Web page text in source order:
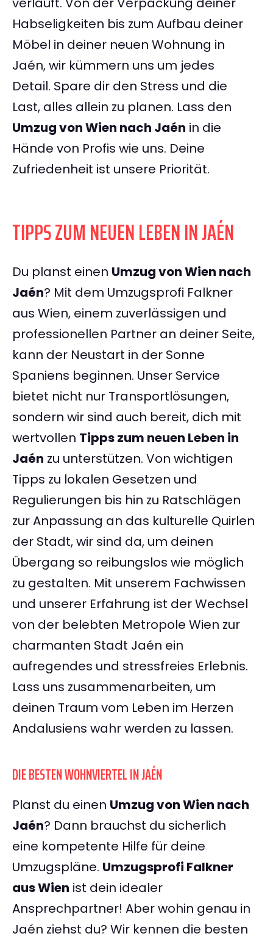
Habseligkeiten bis zum Aufbau deiner
Möbel in deiner neuen Wohnung in
Jaén, wir kümmern uns um jedes
Detail. Spare dir den Stress und die
Last, alles allein zu planen. Lass den
Umzug von Wien nach Jaén in die
Hände von Profis wie uns. Deine
Zufriedenheit ist unsere Priorität.
TIPPS ZUM NEUEN LEBEN IN JAÉN
Du planst einen Umzug von Wien nach
Jaén? Mit dem Umzugsprofi Falkner
aus Wien, einem zuverlässigen und
professionellen Partner an deiner Seite,
kann der Neustart in der Sonne
Spaniens beginnen. Unser Service
bietet nicht nur Transportlösungen,
sondern wir sind auch bereit, dich mit
wertvollen Tipps zum neuen Leben in
Jaén zu unterstützen. Von wichtigen
Tipps zu lokalen Gesetzen und
Regulierungen bis hin zu Ratschlägen
zur Anpassung an das kulturelle Quirlen
der Stadt, wir sind da, um deinen
Übergang so reibungslos wie möglich
zu gestalten. Mit unserem Fachwissen
und unserer Erfahrung ist der Wechsel
von der belebten Metropole Wien zur
charmanten Stadt Jaén ein
aufregendes und stressfreies Erlebnis.
Lass uns zusammenarbeiten, um
deinen Traum vom Leben im Herzen
Andalusiens wahr werden zu lassen.
DIE BESTEN WOHNVIERTEL IN JAÉN
Planst du einen Umzug von Wien nach
Jaén? Dann brauchst du sicherlich
eine kompetente Hilfe für deine
Umzugspläne. Umzugsprofi Falkner
aus Wien ist dein idealer
Ansprechpartner! Aber wohin genau in
Jaén ziehst du? Wir kennen die besten